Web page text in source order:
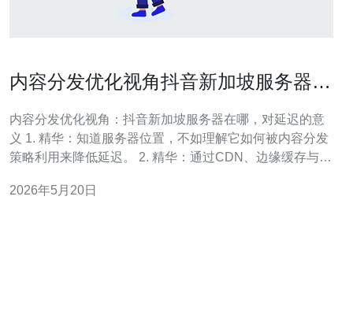
内容分发优化视角抖音新加坡服务器在
内容分发优化视角：抖音新加坡服务器在哪，对延迟的意
义 1. 精华：知道服务器位置，不如理解它如何被内容分发
策略利用来降低延迟。 2. 精华：通过CDN、边缘缓存与就
精华：测量（traceroute、ping、BGP信息） + 合作（ISP
2026年5月20日